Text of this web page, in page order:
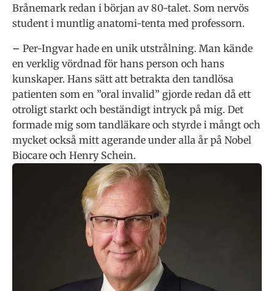
Brånemark redan i början av 80-talet. Som nervös
student i muntlig anatomi-tenta med professorn.
– Per-Ingvar hade en unik utstrålning. Man kände
en verklig vördnad för hans person och hans
kunskaper. Hans sätt att betrakta den tandlösa
patienten som en ”oral invalid” gjorde redan då ett
otroligt starkt och beständigt intryck på mig. Det
formade mig som tandläkare och styrde i mångt och
mycket också mitt agerande under alla år på Nobel
Biocare och Henry Schein.